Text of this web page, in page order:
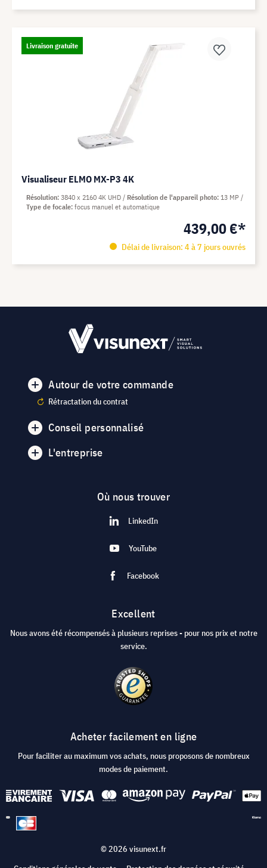
Livraison gratuite
Visualiseur ELMO MX-P3 4K
439,00 €*
Délai de livraison: 4 à 7 jours ouvrés
Résolution 3840 x 2160 4K UHD Résolution de l'appareil photo 13 MP
Type de focale focus manuel et automatique
Autour de votre commande
Rétractation du contrat
Conseil personnalisé
L'entreprise
Où nous trouver
LinkedIn
YouTube
Facebook
Excellent
Nous avons été récompensés à plusieurs reprises - pour nos prix et notre
service.
Acheter facilement en ligne
Pour faciliter au maximum vos achats, nous proposons de nombreux
modes de paiement.
© 2026 visunext.fr